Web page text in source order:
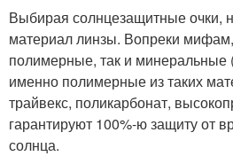
Выбирая солнцезащитные очки,
материал линзы. Вопреки
полимерные, так и минеральные
именно полимерные из таких
трайвекс, поликарбонат,
гарантируют 100%-ю защиту от
солнца.